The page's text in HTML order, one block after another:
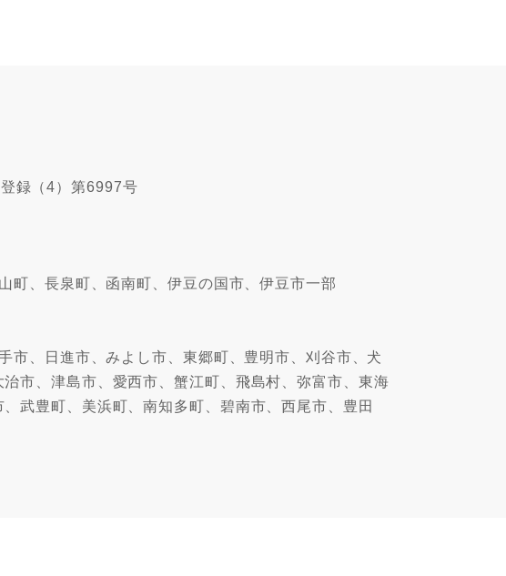
録（4）第6997号
町、長泉町、函南町、伊豆の国市、伊豆市一部
市、日進市、みよし市、東郷町、豊明市、刈谷市、犬
市、津島市、愛西市、蟹江町、飛島村、弥富市、東海
武豊町、美浜町、南知多町、碧南市、西尾市、豊田